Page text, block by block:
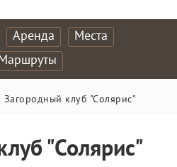
Аренда
Места
Загородный клуб "Солярис"
"Солярис"